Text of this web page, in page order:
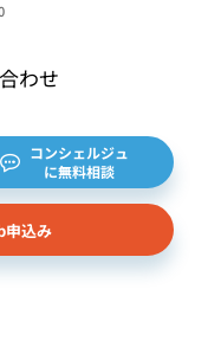
わせ
コンシェルジュ
に無料相談
申込み